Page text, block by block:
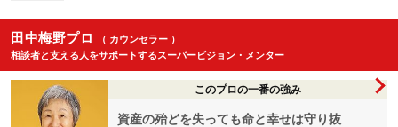
田中梅野プロ
（ カウンセラー ）
相談者と支える人をサポートするスーパービジョン・メンター
このプロの一番の強み
資産の殆どを失っても命と幸せは守り抜